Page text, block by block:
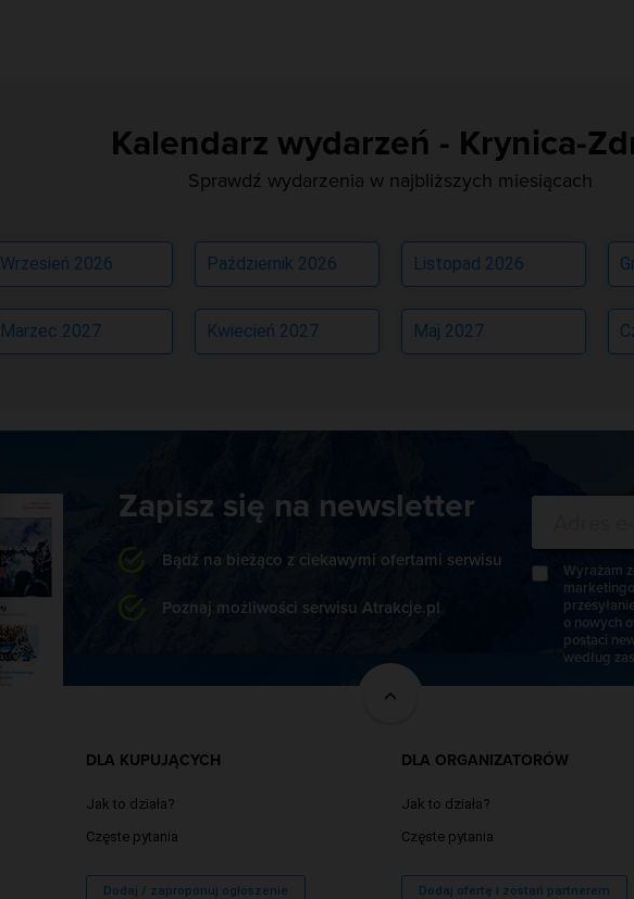
Kalendarz wydarzeń - Krynica-
Sprawdź wydarzenia w najbliższych miesiącach
Wrzesień 2026 Październik 2026 Listopad 2026
Marzec 2027 Kwiecień 2027 Maj 2027
Zapisz się na newsletter
Bądź na bieżąco z ciekawymi ofertami serwisu
Poznaj możliwości serwisu Atrakcje.pl
Wyrażam
o nowych
postaci
według
DLA KUPUJĄCYCH
Jak to działa?
Częste pytania
Dodaj / zaproponuj ogłoszenie
DLA ORGANIZATORÓW
Jak to działa?
Częste pytania
Dodaj ofertę i zostań partnerem